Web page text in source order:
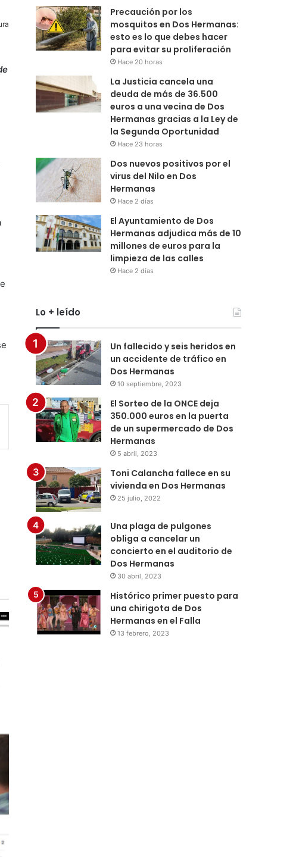
Precaución por los
mosquitos en Dos Hermanas:
esto es lo que debes hacer
para evitar su proliferación
Hace 20 horas
La Justicia cancela una
deuda de más de 36.500
euros a una vecina de Dos
Hermanas gracias a la Ley de
la Segunda Oportunidad
Hace 23 horas
Dos nuevos positivos por el
virus del Nilo en Dos
Hermanas
Hace 2 días
El Ayuntamiento de Dos
Hermanas adjudica más de 10
millones de euros para la
limpieza de las calles
Hace 2 días
Lo + leído
Un fallecido y seis heridos en
un accidente de tráfico en
Dos Hermanas
10 septiembre, 2023
El Sorteo de la ONCE deja
350.000 euros en la puerta
de un supermercado de Dos
Hermanas
5 abril, 2023
Toni Calancha fallece en su
vivienda en Dos Hermanas
25 julio, 2022
Una plaga de pulgones
obliga a cancelar un
concierto en el auditorio de
Dos Hermanas
30 abril, 2023
Histórico primer puesto para
una chirigota de Dos
Hermanas en el Falla
13 febrero, 2023